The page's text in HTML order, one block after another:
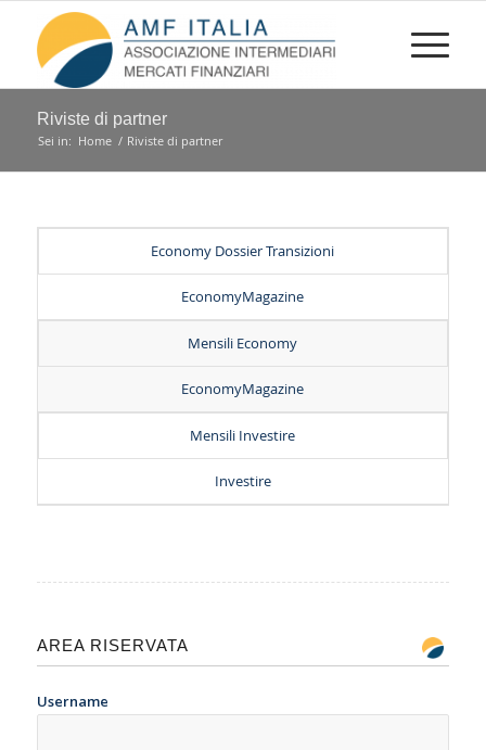
Riviste di partner
Sei in: Home / Riviste di partner
Economy Dossier Transizioni
EconomyMagazine
Mensili Economy
EconomyMagazine
Mensili Investire
Investire
AREA RISERVATA
Username